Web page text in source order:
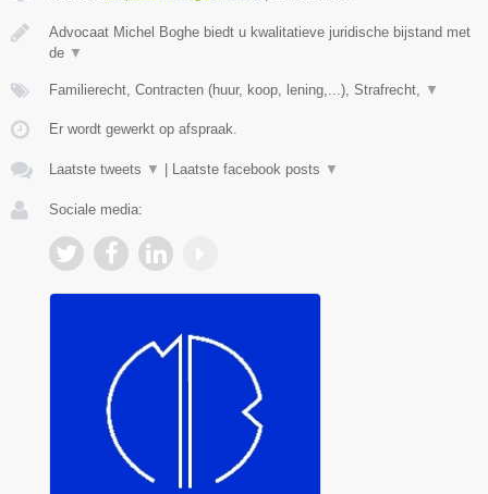
Advocaat Michel Boghe biedt u kwalitatieve juridische bijstand met
de ▼
Familierecht, Contracten (huur, koop, lening,...), Strafrecht, ▼
Er wordt gewerkt op afspraak.
Laatste tweets ▼ Laatste facebook posts ▼
Sociale media: